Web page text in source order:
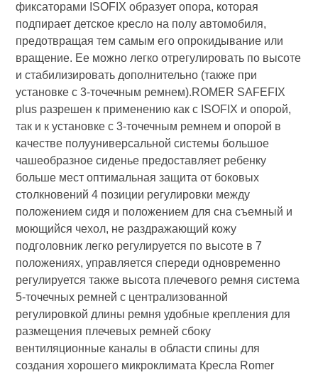
фиксаторами ISOFIX образует опора, которая
подпирает детское кресло на полу автомобиля,
предотвращая тем самым его опрокидывание или
вращение. Ее можно легко отрегулировать по высоте
и стабилизировать дополнительно (также при
установке с 3-точечным ремнем).ROMER SAFEFIX
plus разрешен к применению как с ISOFIX и опорой,
так и к установке с 3-точечным ремнем и опорой в
качестве полууниверсальной системы большое
чашеобразное сиденье предоставляет ребенку
больше мест оптимальная защита от боковых
столкновений 4 позиции регулировки между
положением сидя и положением для сна съемный и
моющийся чехол, не раздражающий кожу
подголовник легко регулируется по высоте в 7
положениях, управляется спереди одновременно
регулируется также высота плечевого ремня система
5-точечных ремней с централизованной
регулировкой длины ремня удобные крепления для
размещения плечевых ремней сбоку
вентиляционные каналы в области спины для
создания хорошего микроклимата Кресла Romer